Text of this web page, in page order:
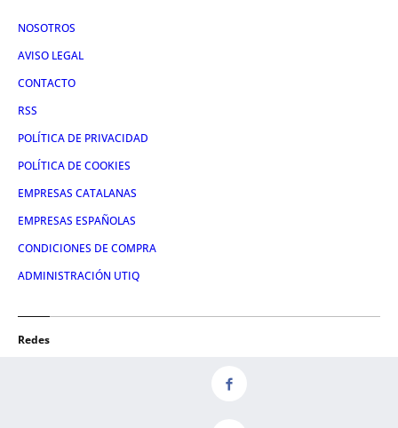
NOSOTROS
AVISO LEGAL
CONTACTO
RSS
POLÍTICA DE PRIVACIDAD
POLÍTICA DE COOKIES
EMPRESAS CATALANAS
EMPRESAS ESPAÑOLAS
CONDICIONES DE COMPRA
ADMINISTRACIÓN UTIQ
Redes